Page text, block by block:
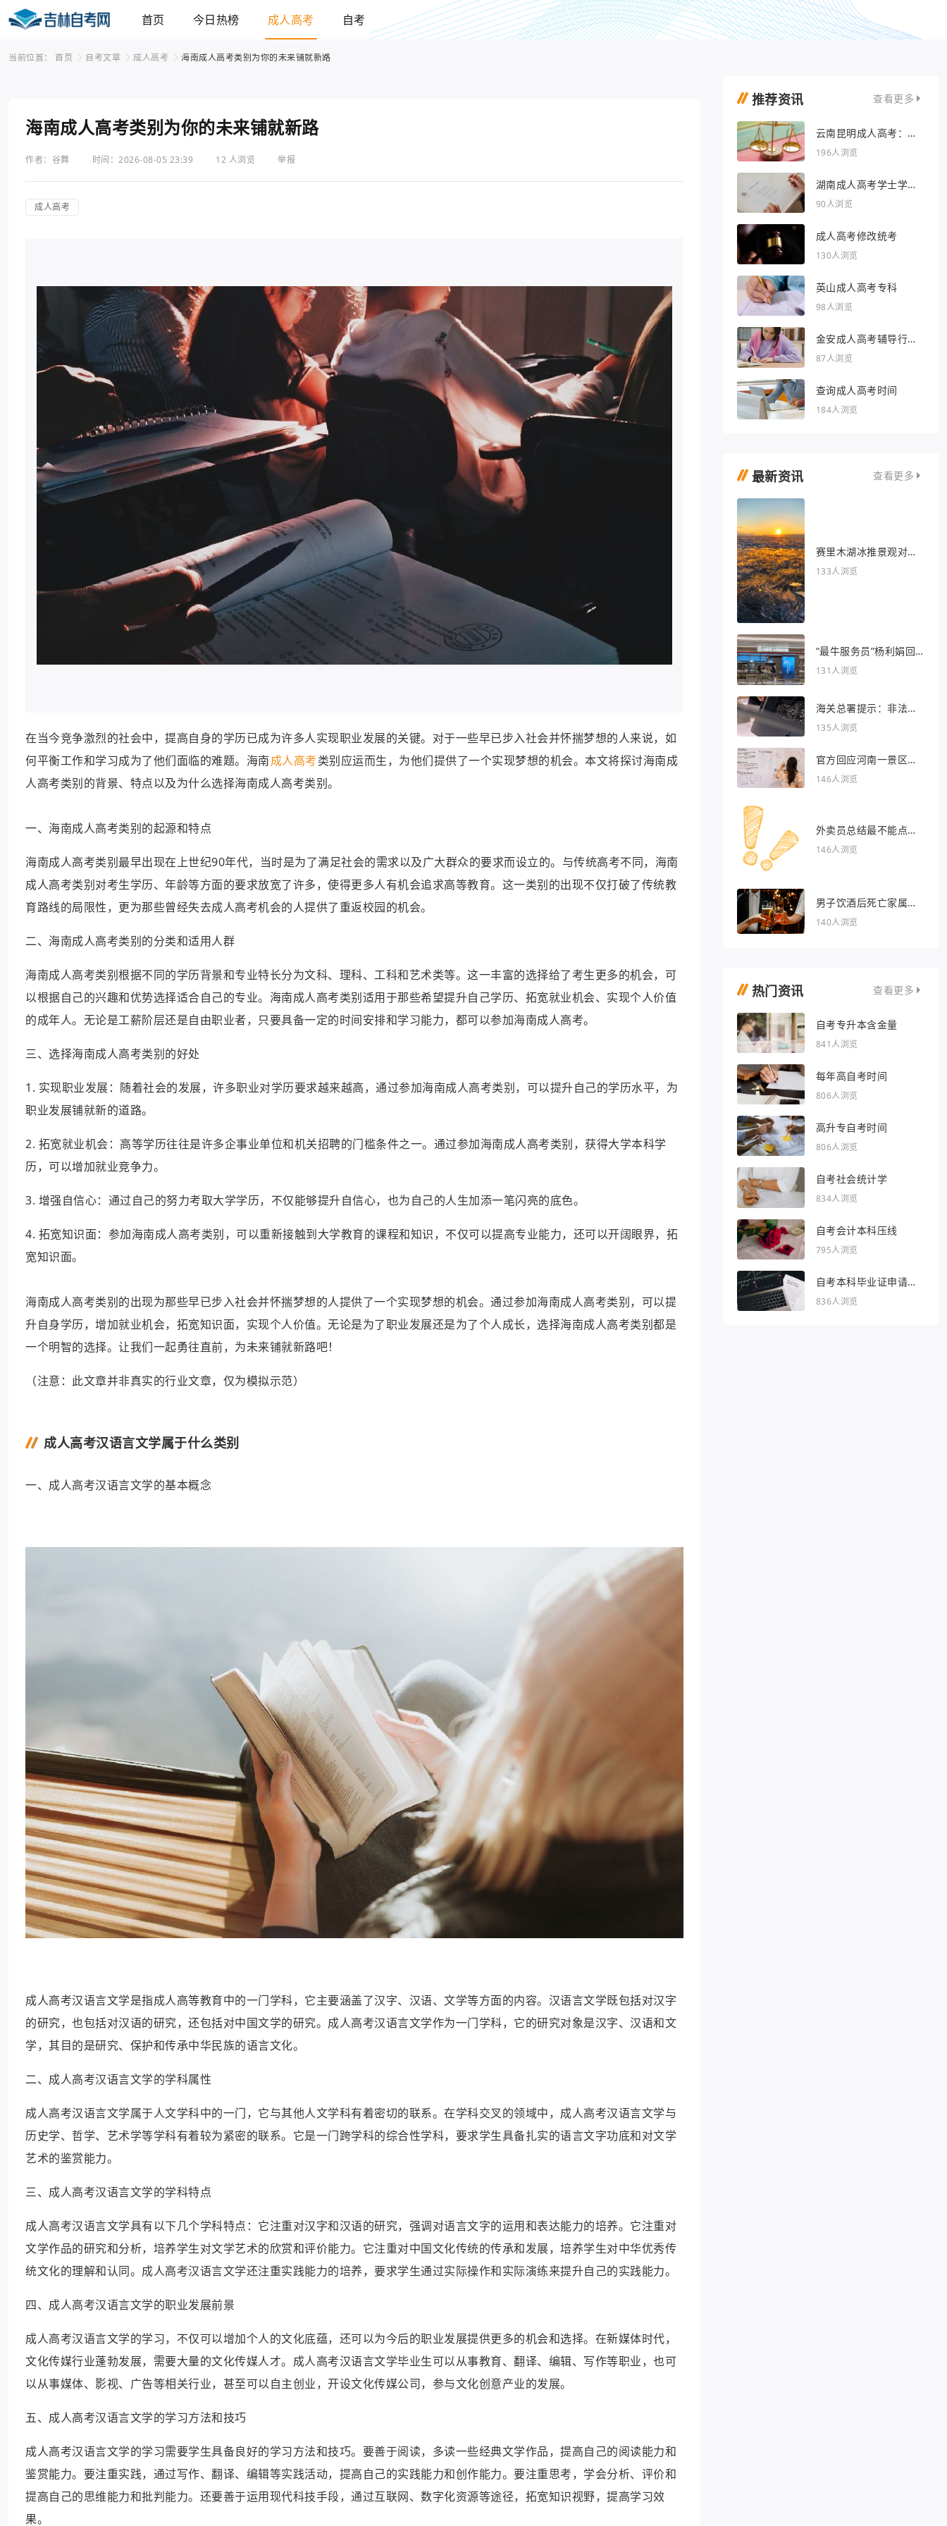
首页 今日热榜 成人高考 自考
当前位置： 首页 自考文章 成人高考 海南成人高考类别为你的未来铺就新路
海南成人高考类别为你的未来铺就新路
作者：谷舞 时间：2026-08-05 23:39 12 人浏览 举报
成人高考
在当今竞争激烈的社会中，提高自身的学历已成为许多人实现职业发展的关键。对于一些早已步入社会并怀揣梦想的人来说，如
何平衡工作和学习成为了他们面临的难题。海南成人高考类别应运而生，为他们提供了一个实现梦想的机会。本文将探讨海南成
人高考类别的背景、特点以及为什么选择海南成人高考类别。
一、海南成人高考类别的起源和特点
海南成人高考类别最早出现在上世纪90年代，当时是为了满足社会的需求以及广大群众的要求而设立的。与传统高考不同，海南
成人高考类别对考生学历、年龄等方面的要求放宽了许多，使得更多人有机会追求高等教育。这一类别的出现不仅打破了传统教
育路线的局限性，更为那些曾经失去成人高考机会的人提供了重返校园的机会。
二、海南成人高考类别的分类和适用人群
海南成人高考类别根据不同的学历背景和专业特长分为文科、理科、工科和艺术类等。这一丰富的选择给了考生更多的机会，可
以根据自己的兴趣和优势选择适合自己的专业。海南成人高考类别适用于那些希望提升自己学历、拓宽就业机会、实现个人价值
的成年人。无论是工薪阶层还是自由职业者，只要具备一定的时间安排和学习能力，都可以参加海南成人高考。
三、选择海南成人高考类别的好处
1. 实现职业发展：随着社会的发展，许多职业对学历要求越来越高，通过参加海南成人高考类别，可以提升自己的学历水平，为
职业发展铺就新的道路。
2. 拓宽就业机会：高等学历往往是许多企事业单位和机关招聘的门槛条件之一。通过参加海南成人高考类别，获得大学本科学
历，可以增加就业竞争力。
3. 增强自信心：通过自己的努力考取大学学历，不仅能够提升自信心，也为自己的人生加添一笔闪亮的底色。
4. 拓宽知识面：参加海南成人高考类别，可以重新接触到大学教育的课程和知识，不仅可以提高专业能力，还可以开阔眼界，拓
宽知识面。
海南成人高考类别的出现为那些早已步入社会并怀揣梦想的人提供了一个实现梦想的机会。通过参加海南成人高考类别，可以提
升自身学历，增加就业机会，拓宽知识面，实现个人价值。无论是为了职业发展还是为了个人成长，选择海南成人高考类别都是
一个明智的选择。让我们一起勇往直前，为未来铺就新路吧！
（注意：此文章并非真实的行业文章，仅为模拟示范）
成人高考汉语言文学属于什么类别
一、成人高考汉语言文学的基本概念
成人高考汉语言文学是指成人高等教育中的一门学科，它主要涵盖了汉字、汉语、文学等方面的内容。汉语言文学既包括对汉字
的研究，也包括对汉语的研究，还包括对中国文学的研究。成人高考汉语言文学作为一门学科，它的研究对象是汉字、汉语和文
学，其目的是研究、保护和传承中华民族的语言文化。
二、成人高考汉语言文学的学科属性
成人高考汉语言文学属于人文学科中的一门，它与其他人文学科有着密切的联系。在学科交叉的领域中，成人高考汉语言文学与
历史学、哲学、艺术学等学科有着较为紧密的联系。它是一门跨学科的综合性学科，要求学生具备扎实的语言文字功底和对文学
艺术的鉴赏能力。
三、成人高考汉语言文学的学科特点
成人高考汉语言文学具有以下几个学科特点：它注重对汉字和汉语的研究，强调对语言文字的运用和表达能力的培养。它注重对
文学作品的研究和分析，培养学生对文学艺术的欣赏和评价能力。它注重对中国文化传统的传承和发展，培养学生对中华优秀传
统文化的理解和认同。成人高考汉语言文学还注重实践能力的培养，要求学生通过实际操作和实际演练来提升自己的实践能力。
四、成人高考汉语言文学的职业发展前景
成人高考汉语言文学的学习，不仅可以增加个人的文化底蕴，还可以为今后的职业发展提供更多的机会和选择。在新媒体时代，
文化传媒行业蓬勃发展，需要大量的文化传媒人才。成人高考汉语言文学毕业生可以从事教育、翻译、编辑、写作等职业，也可
以从事媒体、影视、广告等相关行业，甚至可以自主创业，开设文化传媒公司，参与文化创意产业的发展。
五、成人高考汉语言文学的学习方法和技巧
成人高考汉语言文学的学习需要学生具备良好的学习方法和技巧。要善于阅读，多读一些经典文学作品，提高自己的阅读能力和
鉴赏能力。要注重实践，通过写作、翻译、编辑等实践活动，提高自己的实践能力和创作能力。要注重思考，学会分析、评价和
提高自己的思维能力和批判能力。还要善于运用现代科技手段，通过互联网、数字化资源等途径，拓宽知识视野，提高学习效
果。
推荐资讯 查看更多
云南昆明成人高考：开
启人生新篇章
196人浏览
湖南成人高考学士学位
外语行业文章
90人浏览
成人高考修改统考
130人浏览
英山成人高考专科
98人浏览
金安成人高考辅导行业
的文章
87人浏览
查询成人高考时间
184人浏览
最新资讯 查看更多
赛里木湖冰推景观对我
眼睛很好
133人浏览
“最牛服务员”杨利娟回
归海底捞
131人浏览
海关总署提示：非法引
入异宠将被处罚
135人浏览
官方回应河南一景区推
出虎景房
146人浏览
外卖员总结最不能点的
外卖
146人浏览
男子饮酒后死亡家属索
赔36万被驳回
140人浏览
热门资讯 查看更多
自考专升本含金量
841人浏览
每年高自考时间
806人浏览
高升专自考时间
806人浏览
自考社会统计学
834人浏览
自考会计本科压线
795人浏览
自考本科毕业证申请条
件
836人浏览